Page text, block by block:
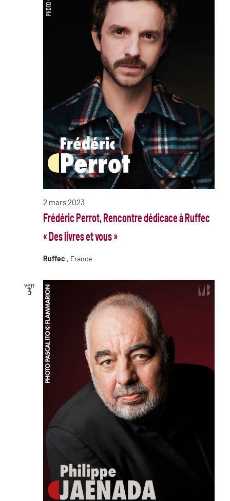
Frédéric Perrot, Rencontre dédicace à Ruffec
« Des livres et vous »
2 mars 2023
Ruffec , France
ven
3